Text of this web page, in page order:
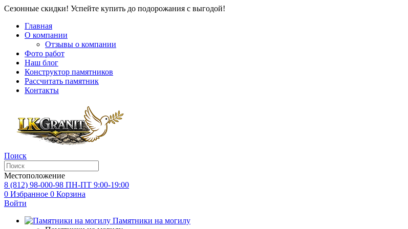
Сезонные скидки! Успейте купить до подорожания с выгодой!
Главная
О компании
Отзывы о компании
Фото работ
Наш блог
Конструктор памятников
Рассчитать памятник
Контакты
Поиск
Местоположение
8 (812) 98-000-98 ПН-ПТ 9:00-19:00
0 Избранное 0 Корзина
Войти
Памятники на могилу